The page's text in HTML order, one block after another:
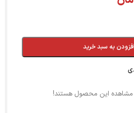
افزودن به سبد خرید
مشاهده این محصول هستند!